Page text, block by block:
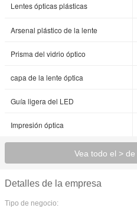
Lentes ópticas plásticas
Arsenal plástico de la lente
Prisma del vidrio óptico
capa de la lente óptica
Guía ligera del LED
Impresión óptica
Vea todo el >
Detalles de la empresa
Tipo de negocio: